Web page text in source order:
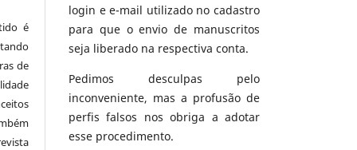
é
de
login e e-mail utilizado no cadastro
para que o envio de manuscritos
seja liberado na respectiva conta.
Pedimos desculpas pelo
inconveniente, mas a profusão de
perfis falsos nos obriga a adotar
esse procedimento.